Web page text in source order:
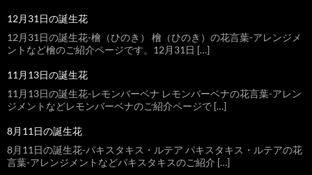
12月31日の誕生花
12月31日の誕生花-檜（ひのき） 檜（ひのき）の花言葉-アレンジメ
ントなど檜のご紹介ページです。12月31日 […]
11月13日の誕生花
11月13日の誕生花-レモンバーベナ レモンバーベナの花言葉-アレン
ジメントなどレモンバーベナのご紹介ページで […]
8月11日の誕生花
8月11日の誕生花-パキスタキス・ルテア パキスタキス・ルテアの花
言葉-アレンジメントなどパキスタキスのご紹介 […]